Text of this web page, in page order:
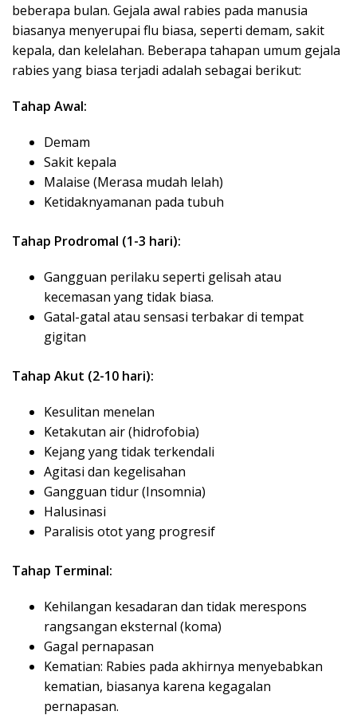
beberapa bulan. Gejala awal rabies pada manusia
biasanya menyerupai flu biasa, seperti demam, sakit
kepala, dan kelelahan. Beberapa tahapan umum gejala
rabies yang biasa terjadi adalah sebagai berikut:
Tahap Awal:
Demam
Sakit kepala
Malaise (Merasa mudah lelah)
Ketidaknyamanan pada tubuh
Tahap Prodromal (1-3 hari):
Gangguan perilaku seperti gelisah atau
kecemasan yang tidak biasa.
Gatal-gatal atau sensasi terbakar di tempat
gigitan
Tahap Akut (2-10 hari):
Kesulitan menelan
Ketakutan air (hidrofobia)
Kejang yang tidak terkendali
Agitasi dan kegelisahan
Gangguan tidur (Insomnia)
Halusinasi
Paralisis otot yang progresif
Tahap Terminal:
Kehilangan kesadaran dan tidak merespons
rangsangan eksternal (koma)
Gagal pernapasan
Kematian: Rabies pada akhirnya menyebabkan
kematian, biasanya karena kegagalan
pernapasan.